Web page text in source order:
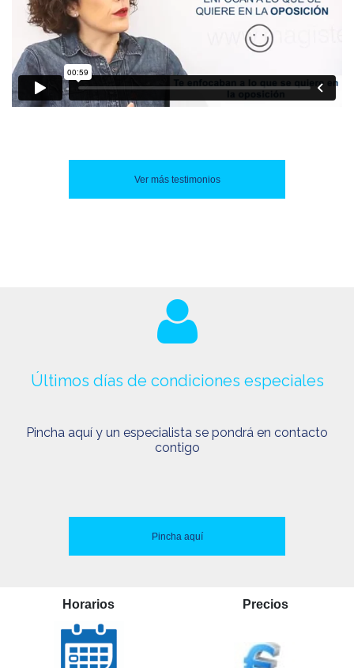
Ver más testimonios
Últimos días de condiciones especiales
Pincha aquí y un especialista se pondrá en contacto
contigo
Pincha aquí
Horarios Precios